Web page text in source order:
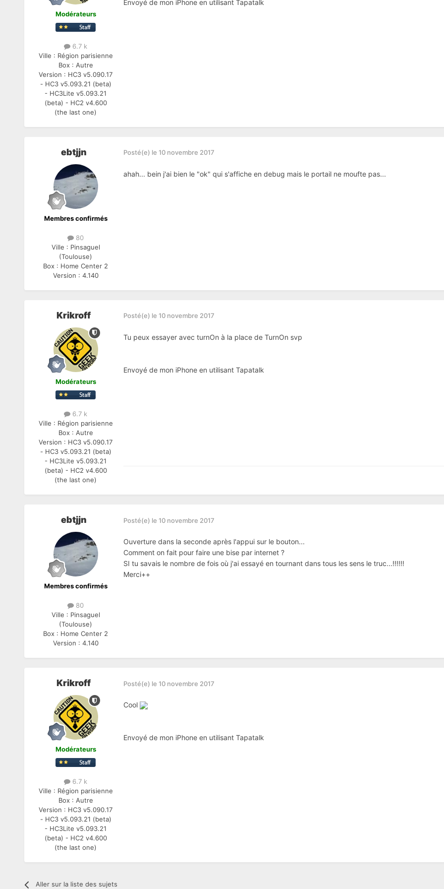
Modérateurs
6.7 k
Ville : Région parisienne
Box : Autre
Version : HC3 v5.090.17
- HC3 v5.093.21 (beta)
- HC3Lite v5.093.21
(beta) - HC2 v4.600
(the last one)
Envoyé de mon iPhone en utilisant Tapatalk
ebtjjn
Membres confirmés
80
Ville : Pinsaguel
(Toulouse)
Box : Home Center 2
Version : 4.140
Posté(e) le 10 novembre 2017
ahah... bein j'ai bien le "ok" qui s'affiche en debug mais le portail ne moufte pas...
Krikroff
Modérateurs
6.7 k
Ville : Région parisienne
Box : Autre
Version : HC3 v5.090.17
- HC3 v5.093.21 (beta)
- HC3Lite v5.093.21
(beta) - HC2 v4.600
(the last one)
Posté(e) le 10 novembre 2017
Tu peux essayer avec turnOn à la place de TurnOn svp
Envoyé de mon iPhone en utilisant Tapatalk
ebtjjn
Membres confirmés
80
Ville : Pinsaguel
(Toulouse)
Box : Home Center 2
Version : 4.140
Posté(e) le 10 novembre 2017
Ouverture dans la seconde après l'appui sur le bouton...
Comment on fait pour faire une bise par internet ?
SI tu savais le nombre de fois où j'ai essayé en tournant dans tous les sens le truc...!!!!!!
Merci++
Krikroff
Modérateurs
6.7 k
Ville : Région parisienne
Box : Autre
Version : HC3 v5.090.17
- HC3 v5.093.21 (beta)
- HC3Lite v5.093.21
(beta) - HC2 v4.600
(the last one)
Posté(e) le 10 novembre 2017
Cool
Envoyé de mon iPhone en utilisant Tapatalk
Aller sur la liste des sujets